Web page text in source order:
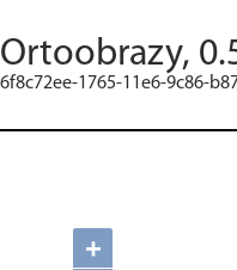
Ortoobrazy,
6f8c72ee-1765-11e6-9c86-
+